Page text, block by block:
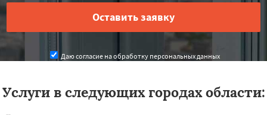
Даю согласие на обработку персональных данных
Услуги в следующих городах области: